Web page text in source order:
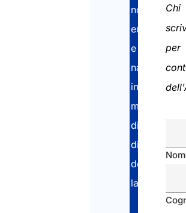
normative
europee
e
nazionali
in
materia
di
diritto
del
lavoro.
Chi
per